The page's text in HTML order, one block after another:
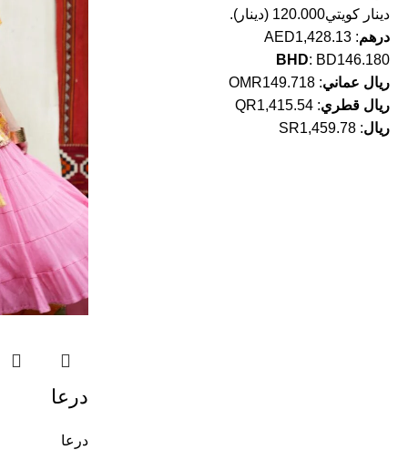
دينار كويتي120.000
(دينار ).
درهم:
AED1,428.13
BHD: BD146.180
ريال عماني:
OMR149.718
ريال قطري:
QR1,415.54
ريال:
SR1,459.78
درعا
درعا